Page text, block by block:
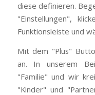
diese definieren.
"Einstellungen",
Funktionsleiste und
Mit dem "Plus"
an. In unserem
"Familie" und wir
"Kinder" und